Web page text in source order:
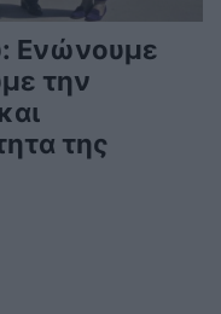
Ενώνουμε
την
της